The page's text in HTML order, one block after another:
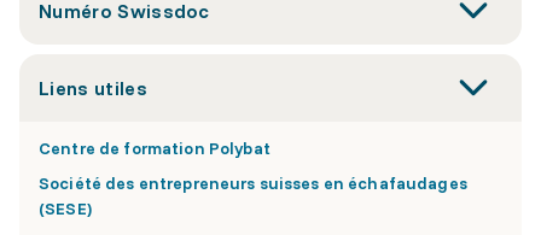
Numéro Swissdoc
Liens utiles
Centre de formation Polybat
Société des entrepreneurs suisses en échafaudages
(SESE)